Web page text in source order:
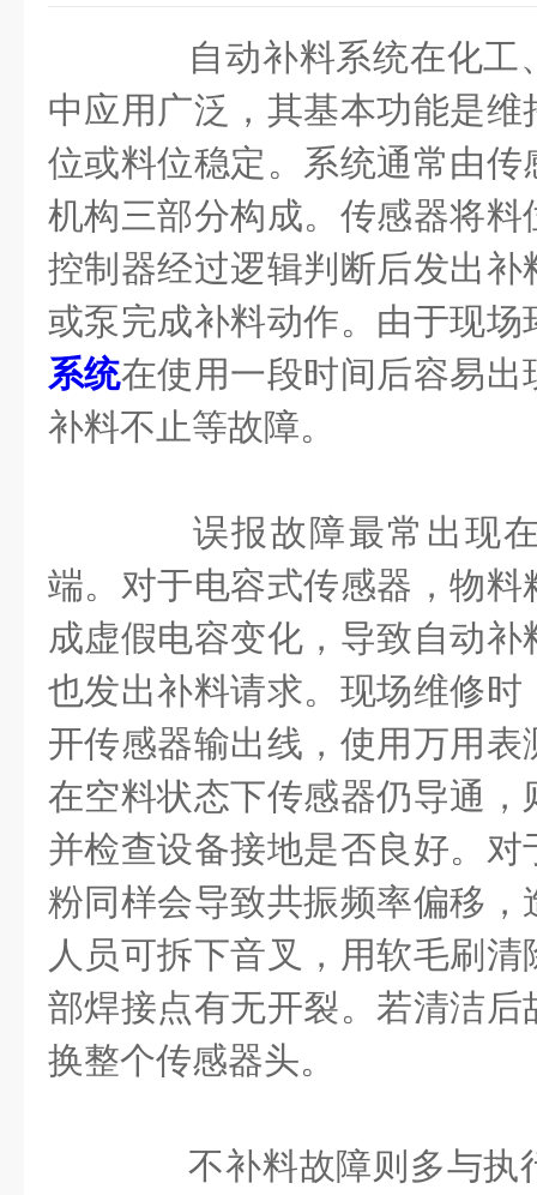
自动补料系统在化工
中应用广泛，其基本功能是
位或料位稳定。系统通常由
机构三部分构成。传感器将
控制器经过逻辑判断后发出
或泵完成补料动作。由于现场
系统在使用一段时间后容易
补料不止等故障。
误报故障最常出现在
端。对于电容式传感器，物
成虚假电容变化，导致自动
也发出补料请求。现场维修
开传感器输出线，使用万用
在空料状态下传感器仍导通
并检查设备接地是否良好。
粉同样会导致共振频率偏移
人员可拆下音叉，用软毛刷
部焊接点有无开裂。若清洁
换整个传感器头。
不补料故障则多与执